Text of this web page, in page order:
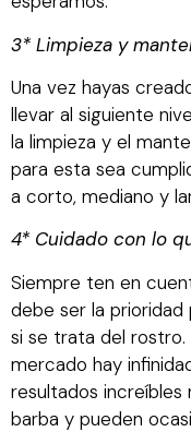
3* Limpieza y
Una vez hayas
llevar al siguiente
la limpieza y el
para esta sea
a corto, mediano y
4* Cuidado con lo
Siempre ten en
debe ser la prioridad
si se trata del rostro.
mercado hay
resultados
barba y pueden